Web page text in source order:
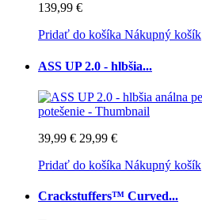
139,99 €
Pridať do košíka Nákupný košík
ASS UP 2.0 - hlbšia...
39,99 € 29,99 €
Pridať do košíka Nákupný košík
Crackstuffers™ Curved...